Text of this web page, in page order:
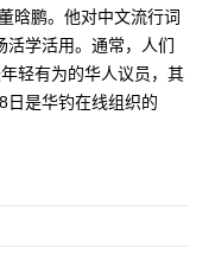
晗鹏。他对中文流行词
活学活用。通常，人们
轻有为的华人议员，其
日是华钓在线组织的